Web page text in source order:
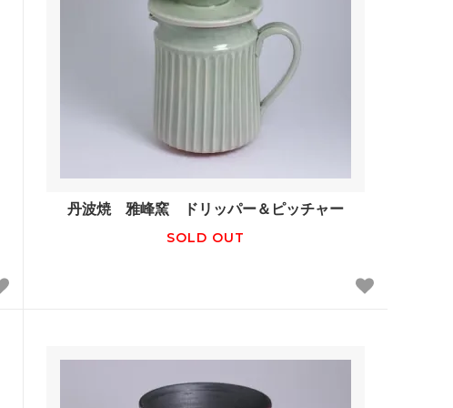
丹波焼 雅峰窯 ドリッパー＆ピッチャー
SOLD OUT